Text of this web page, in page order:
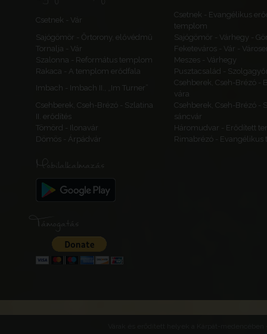
Csetnek - Vár
Csetnek - Evangélikus
templom
Sajógömör - Őrtorony, elővédmű
Sajógömör - Várhegy -
Tornalja - Vár
Feketeváros - Vár -
Szalonna - Református templom
Meszes - Várhegy
Rakaca - A templom erődfala
Pusztacsalád -
Imbach - Imbach II., „Im Turner”
Csehberek, Cseh-Brézó -
vára
Csehberek, Cseh-Brézó - Szlatina
II. erődítés
Csehberek, Cseh-Brézó -
sáncvár
Tömörd - Ilonavár
Háromudvar - Erődített
Dömös - Árpádvár
Rimabrézó -
Mobilalkalmazás
Támogatás